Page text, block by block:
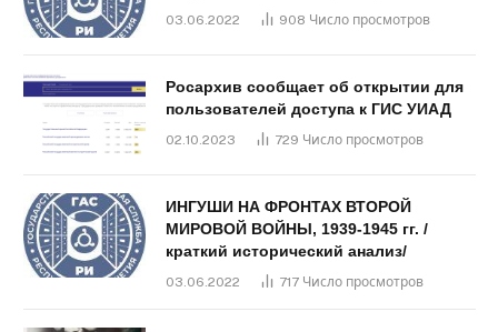
03.06.2022 908 Число просмотров
Росархив сообщает об открытии для
пользователей доступа к ГИС УИАД
02.10.2023 729 Число просмотров
ИНГУШИ НА ФРОНТАХ ВТОРОЙ
МИРОВОЙ ВОЙНЫ, 1939-1945 гг. /
краткий исторический анализ/
03.06.2022 717 Число просмотров